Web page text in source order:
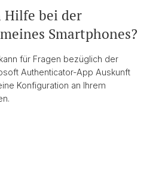
Hilfe bei der
Smartphones?
für Fragen bezüglich der
Authenticator-App Auskunft
Konfiguration an Ihrem